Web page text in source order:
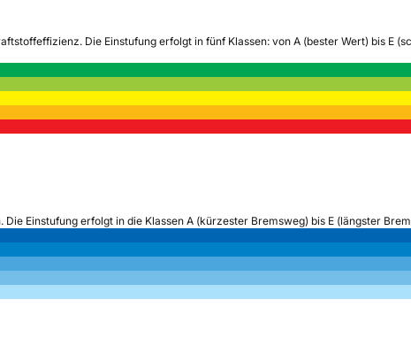
Die Einstufung erfolgt in fünf Klassen: von A (bester Wert) bis E
Die Einstufung erfolgt in die Klassen A (kürzester Bremsweg) bis E (längster